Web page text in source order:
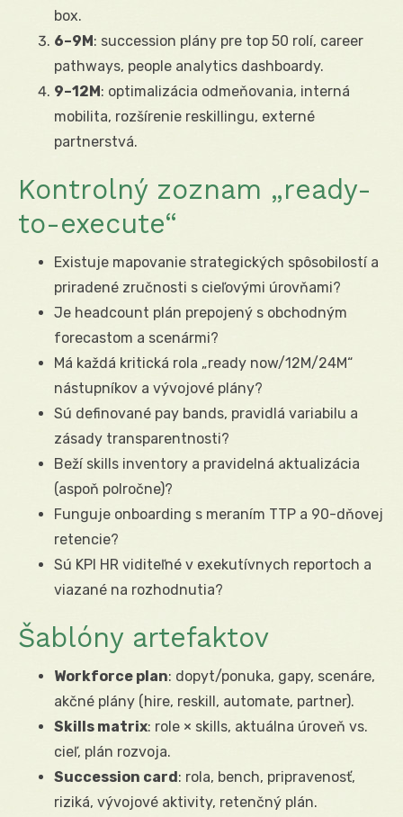
box.
6–9M: succession plány pre top 50 rolí, career
pathways, people analytics dashboardy.
9–12M: optimalizácia odmeňovania, interná
mobilita, rozšírenie reskillingu, externé
partnerstvá.
Kontrolný zoznam „ready-
to-execute“
Existuje mapovanie strategických spôsobilostí a
priradené zručnosti s cieľovými úrovňami?
Je headcount plán prepojený s obchodným
forecastom a scenármi?
Má každá kritická rola „ready now/12M/24M“
nástupníkov a vývojové plány?
Sú definované pay bands, pravidlá variabilu a
zásady transparentnosti?
Beží skills inventory a pravidelná aktualizácia
(aspoň polročne)?
Funguje onboarding s meraním TTP a 90-dňovej
retencie?
Sú KPI HR viditeľné v exekutívnych reportoch a
viazané na rozhodnutia?
Šablóny artefaktov
Workforce plan: dopyt/ponuka, gapy, scenáre,
akčné plány (hire, reskill, automate, partner).
Skills matrix: role × skills, aktuálna úroveň vs.
cieľ, plán rozvoja.
Succession card: rola, bench, pripravenosť,
riziká, vývojové aktivity, retenčný plán.